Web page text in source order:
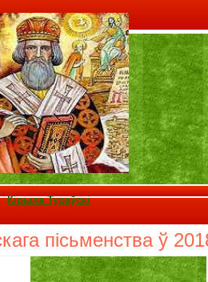
Кірыла Тураўскі
пісьменства ў 2018